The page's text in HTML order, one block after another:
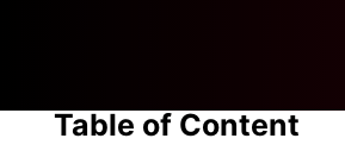
Table of Content